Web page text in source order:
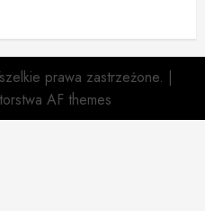
prawa zastrzeżone. |
AF themes